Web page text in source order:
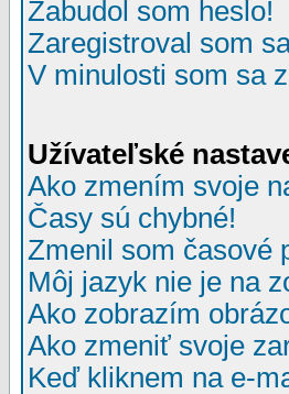
Zabudol som heslo!
Zaregistroval som
V minulosti som sa
Užívateľské
Ako zmením svoje
Časy sú chybné!
Zmenil som časové
Môj jazyk nie je na
Ako zobrazím
Ako zmeniť svoje
Keď kliknem na e-